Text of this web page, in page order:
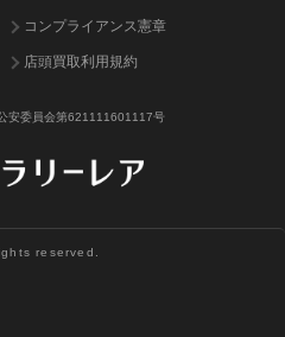
コンプライアンス憲章
店頭買取利用規約
安委員会第621111601117号
reserved.